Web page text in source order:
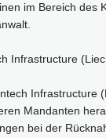
im Bereich des
Infrastructure
Infrastructure
Mandanten
bei der